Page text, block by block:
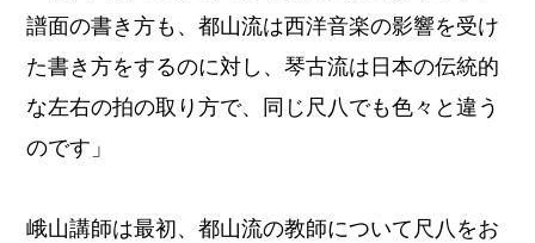
譜面の書き方も、都山流は西洋音楽の影響を受け
た書き方をするのに対し、琴古流は日本の伝統的
な左右の拍の取り方で、同じ尺八でも色々と違う
のです」
峨山講師は最初、都山流の教師について尺八をお